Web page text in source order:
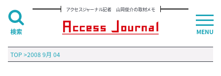
アクセスジャーナル記者 山岡俊介の取材メモ
TOP >2008 9月 04
MENU
検索